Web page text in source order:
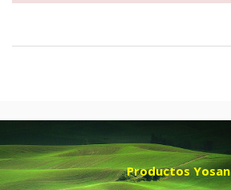
Productos Yosan